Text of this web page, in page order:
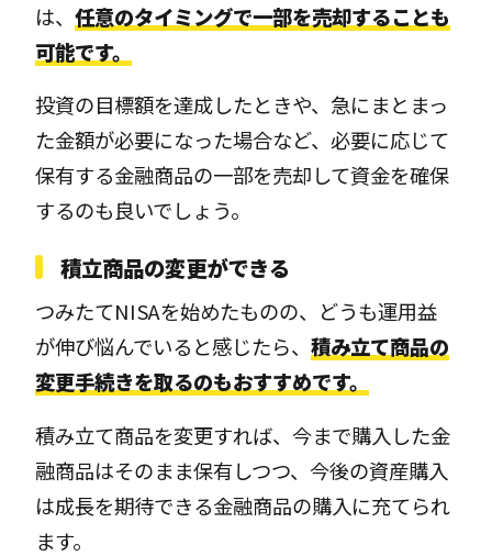
は、任意のタイミングで一部を売却することも
可能です。
投資の目標額を達成したときや、急にまとまっ
た金額が必要になった場合など、必要に応じて
保有する金融商品の一部を売却して資金を確保
するのも良いでしょう。
積立商品の変更ができる
つみたてNISAを始めたものの、どうも運用益
が伸び悩んでいると感じたら、積み立て商品の
変更手続きを取るのもおすすめです。
積み立て商品を変更すれば、今まで購入した金
融商品はそのまま保有しつつ、今後の資産購入
は成長を期待できる金融商品の購入に充てられ
ます。